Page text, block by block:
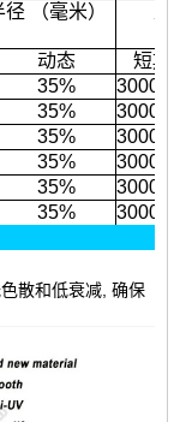
（毫米）
动态
短期
35%
3000
35%
3000
35%
3000
35%
3000
35%
3000
35% 3000
势
散和低衰减, 确保